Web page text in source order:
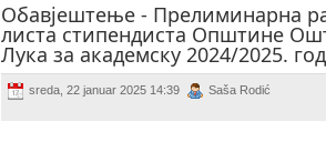
Обавјештење - Прелиминарна
листа стипендиста Општине
Лука за академску 2024/2025.
sreda, 22 januar 2025 14:39 Saša Rodić